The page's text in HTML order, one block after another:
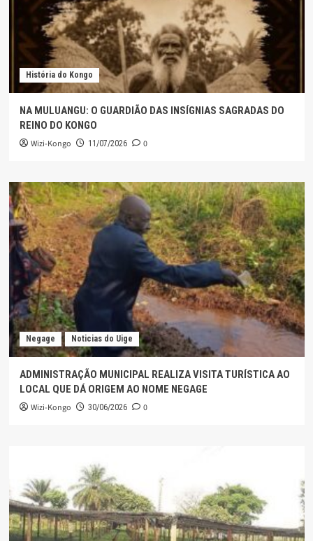
História do Kongo
NA MULUANGU: O GUARDIÃO DAS INSÍGNIAS SAGRADAS DO
REINO DO KONGO
Wizi-Kongo 11/07/2026 0
Negage Noticias do Uige
ADMINISTRAÇÃO MUNICIPAL REALIZA VISITA TURÍSTICA AO
LOCAL QUE DÁ ORIGEM AO NOME NEGAGE
Wizi-Kongo 30/06/2026 0